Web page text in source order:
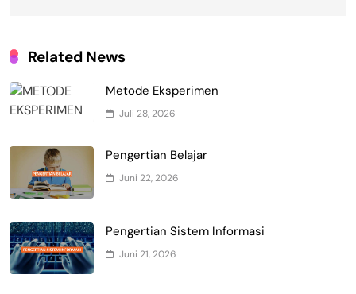
Related News
Metode Eksperimen
Juli 28, 2026
Pengertian Belajar
Juni 22, 2026
Pengertian Sistem Informasi
Juni 21, 2026